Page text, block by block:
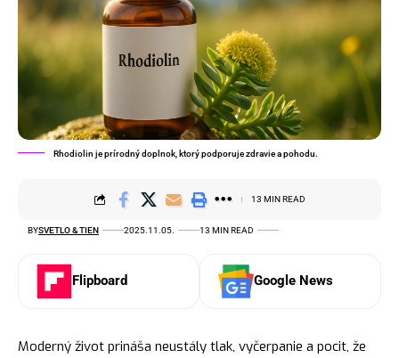
Rhodiolin je prírodný doplnok, ktorý podporuje zdravie a pohodu.
BYSVETLO & TIEN 2025.11.05. 13 MIN READ
13 MIN READ
Flipboard Google News
Moderný život prináša neustály tlak, vyčerpanie a pocit, že